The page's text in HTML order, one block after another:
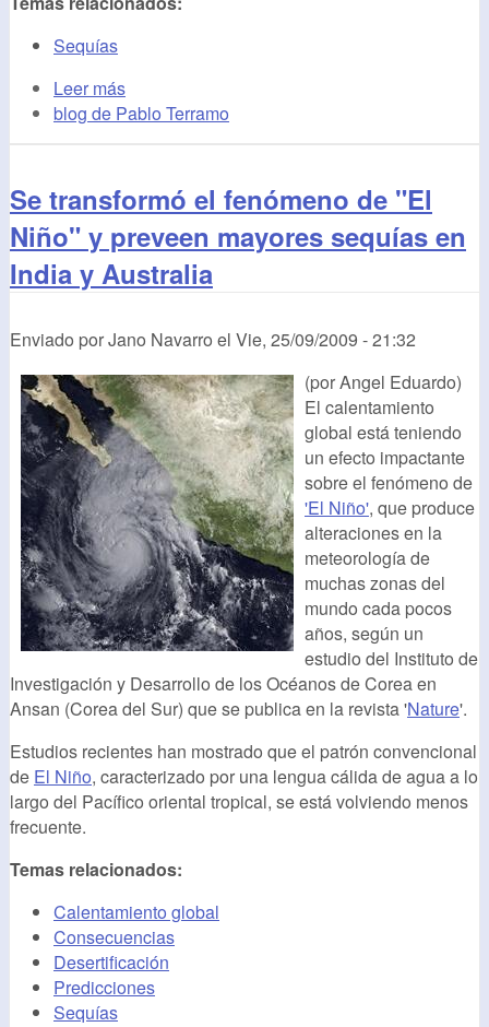
Sequías
Leer más
blog de Pablo Terramo
Se transformó el fenómeno de "El
Niño" y preveen mayores sequías en
India y Australia
Enviado porJano Navarro el Vie, 25/09/2009 - 21:32
(por Angel Eduardo)
El calentamiento
global está teniendo
un efecto impactante
sobre el fenómeno de
'El Niño', que produce
alteraciones en la
meteorología de
muchas zonas del
mundo cada pocos
años, según un
estudio del Instituto de
Investigación y Desarrollo de los Océanos de Corea en
Ansan (Corea del Sur) que se publica en la revista 'Nature'.
Estudios recientes han mostrado que el patrón convencional
de El Niño, caracterizado por una lengua cálida de agua a lo
largo del Pacífico oriental tropical, se está volviendo menos
frecuente.
Temas relacionados:
Calentamiento global
Consecuencias
Desertificación
Predicciones
Sequías